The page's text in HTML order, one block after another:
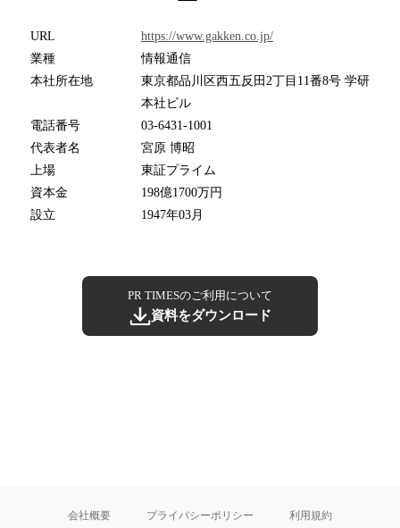
URL
https://www.gakken.co.jp/
業種
情報通信
本社所在地
東京都品川区西五反田2丁目11番8号 学研
本社ビル
電話番号
03-6431-1001
代表者名
宮原 博昭
上場
東証プライム
資本金
198億1700万円
設立
1947年03月
PR TIMESのご利用について
資料をダウンロード
会社概要 プライバシーポリシー 利用規約